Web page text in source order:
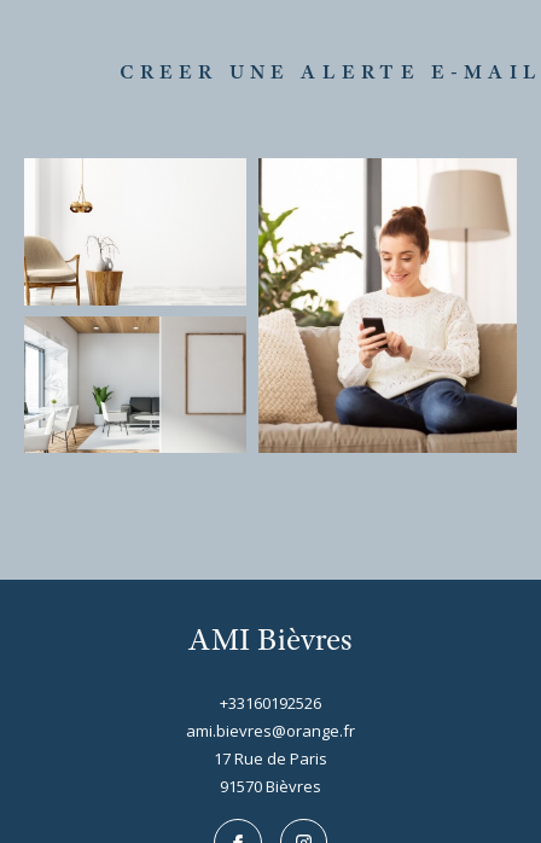
CREER UNE ALERTE E-
AMI Bièvres
+33160192526
ami.bievres@orange.fr
17 Rue de Paris
91570
bièvres